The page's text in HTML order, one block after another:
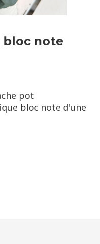
bloc note
pot
bloc note d'une